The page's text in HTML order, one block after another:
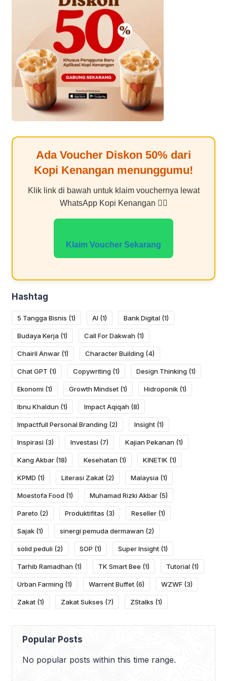
Ada Voucher Diskon 50% dari
Kopi Kenangan menunggumu!
Klik link di bawah untuk klaim vouchernya lewat
WhatsApp Kopi Kenangan 👇🏻
Klaim Voucher Sekarang
Hashtag
5 Tangga Bisnis (1) AI (1) Bank Digital (1)
Budaya Kerja (1) Call For Dakwah (1)
Chairil Anwar (1) Character Building (4)
Chat GPT (1) Copywriting (1) Design Thinking (1)
Ekonomi (1) Growth Mindset (1) Hidroponik (1)
Ibnu Khaldun (1) Impact Aqiqah (8)
Impactfull Personal Branding (2) Insight (1)
Inspirasi (3) Investasi (7) Kajian Pekanan (1)
Kang Akbar (18) Kesehatan (1) KINETIK (1)
KPMD (1) Literasi Zakat (2) Malaysia (1)
Moestofa Food (1) Muhamad Rizki Akbar (5)
Pareto (2) Produktifitas (3) Reseller (1)
Sajak (1) sinergi pemuda dermawan (2)
solid peduli (2) SOP (1) Super Insight (1)
Tarhib Ramadhan (1) TK Smart Bee (1) Tutorial (1)
Urban Farming (1) Warrent Buffet (6) WZWF (3)
Zakat (1) Zakat Sukses (7) ZStalks (1)
Popular Posts
No popular posts within this time range.